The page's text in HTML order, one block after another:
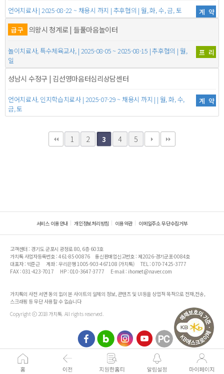
언어치료사 | 2025-08-22 ~ 채용시 까지 | 추후협의 | 월, 화, 수, 금, 토
계약
급구 의왕시 청계로 | 들풀마음놀이터
놀이치료사, 특수체육교사, | 2025-08-05 ~ 2025-08-15 | 추후협의 | 월,
일
프리
성남시 수정구 | 김선영마음터심리상담센터
언어치료사, 인지학습치료사 | 2025-07-29 ~ 채용시 까지 | | 월, 화, 수,
금, 토
계약
1 2 3 4 5
서비스 이용안내 개인정보처리방침 이용약관 이메일주소 무단수집거부
고객센터 : 경기도 군포시 광정로 80, 6층 603호
가치톡 사업자등록번호 : 461-85-00876
통신판매업신고번호 : 제2026-경기군포-0084호
대표자 : 박준근
계좌 : 우리은행 1005-903-467108 (가치톡)
TEL : 070-7425-3777
FAX : 031-423-7017
HP : 010-3647-3777 E-mail : ihomet@naver.com
가치톡의 사전 서면 동의 없이 본 사이트의 일체의 정보, 콘텐츠 및 UI등을 상업적 목적으로 전재,전송,
스크래핑 등 무단 사용할 수 없습니다
Copyright ⓒ 2018 가치톡. All rights reserved.